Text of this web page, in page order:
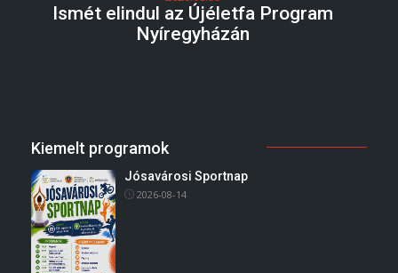
Ismét elindul az Újéletfa Program
Nyíregyházán
Kiemelt programok
Jósavárosi Sportnap
2026-08-14